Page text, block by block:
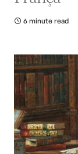
6 minute read